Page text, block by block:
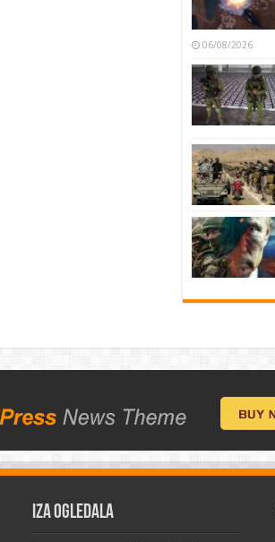
06/08/2026
IZA OGLEDALA